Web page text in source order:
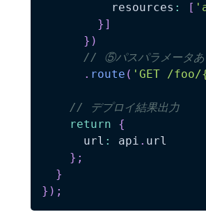
          resources
: [
} ]
} )
// ⑤パスパラメータあ
. route ( 'GET /
// デプロイ結果出力
return
{
      url
: api . url
} ;
}
} ) ;